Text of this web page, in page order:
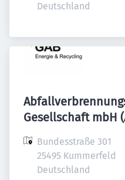
Deutschland
Gesellschaft mbH
Bundesstraße 301
25495 Kummerfeld
Deutschland